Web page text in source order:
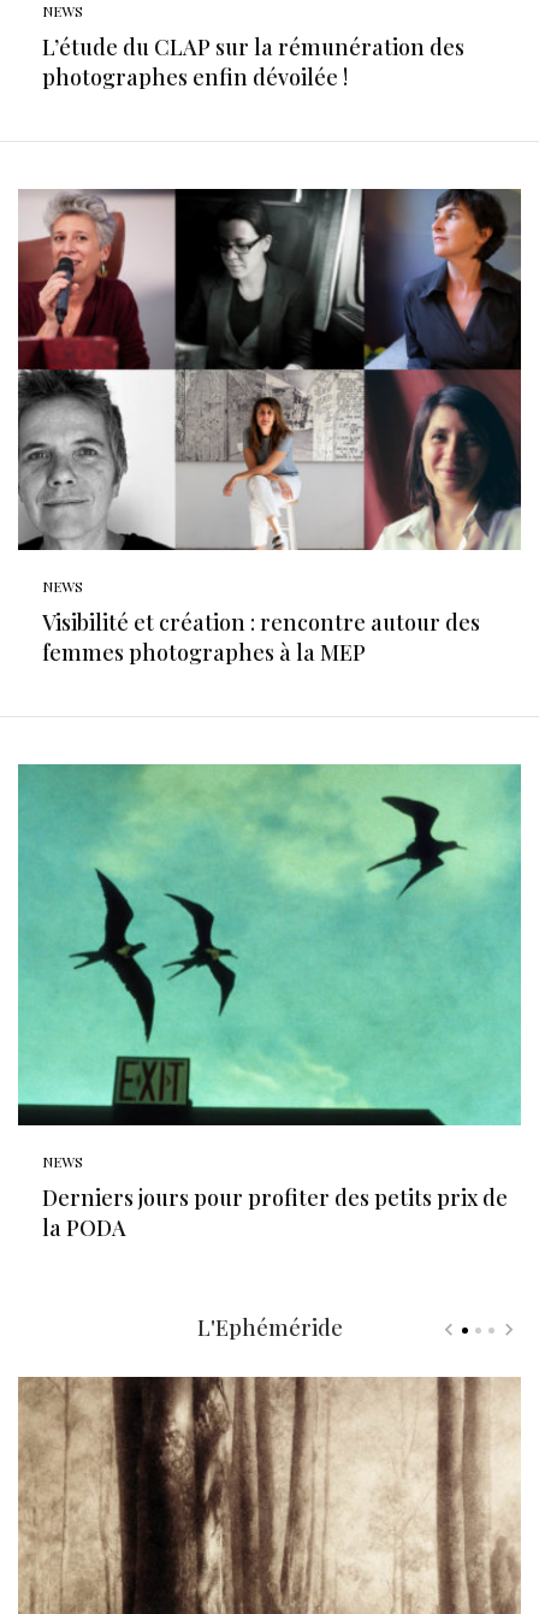
NEWS
L’étude du CLAP sur la rémunération des
photographes enfin dévoilée !
NEWS
Visibilité et création : rencontre autour des
femmes photographes à la MEP
NEWS
Derniers jours pour profiter des petits prix de
la PODA
L'Ephéméride